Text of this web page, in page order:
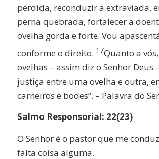
perdida, reconduzir a extraviada,
perna quebrada, fortalecer a
ovelha gorda e forte. Vou
conforme o direito. 17Quanto a
ovelhas – assim diz o Senhor Deus
justiça entre uma ovelha e outra,
carneiros e bodes”. – Palavra do
Salmo Responsorial: 22(23)
O Senhor é o pastor que me
falta coisa alguma.